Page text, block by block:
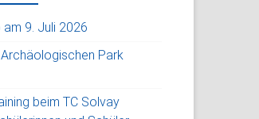
9. Juli 2026
Park
beim TC Solvay